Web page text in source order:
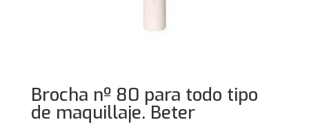
Brocha nº 80 para todo tipo
de maquillaje. Beter